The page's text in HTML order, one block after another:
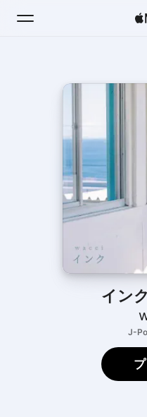
新着おすすめ
ラジオ
Apple
イン
J-